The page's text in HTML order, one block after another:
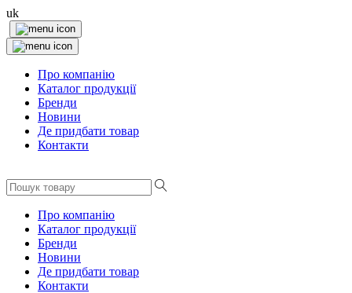
uk
Про компанію
Каталог продукції
Бренди
Новини
Де придбати товар
Контакти
Про компанію
Каталог продукції
Бренди
Новини
Де придбати товар
Контакти